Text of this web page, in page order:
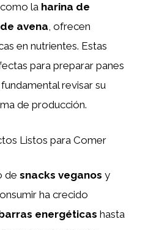
la harina de
avena, ofrecen
en nutrientes. Estas
para preparar panes
revisar su
de producción.
Listos para Comer
de snacks veganos y
ha crecido
energéticas hasta